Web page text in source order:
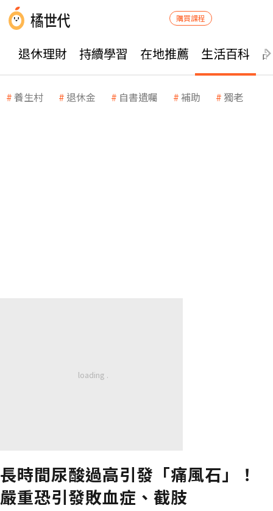
購買課程
退休理財 持續學習 在地推薦 生活百科
養生村 退休金 自書遺囑 補助 獨老
長時間尿酸過高引發「痛風石」！
嚴重恐引發敗血症、截肢